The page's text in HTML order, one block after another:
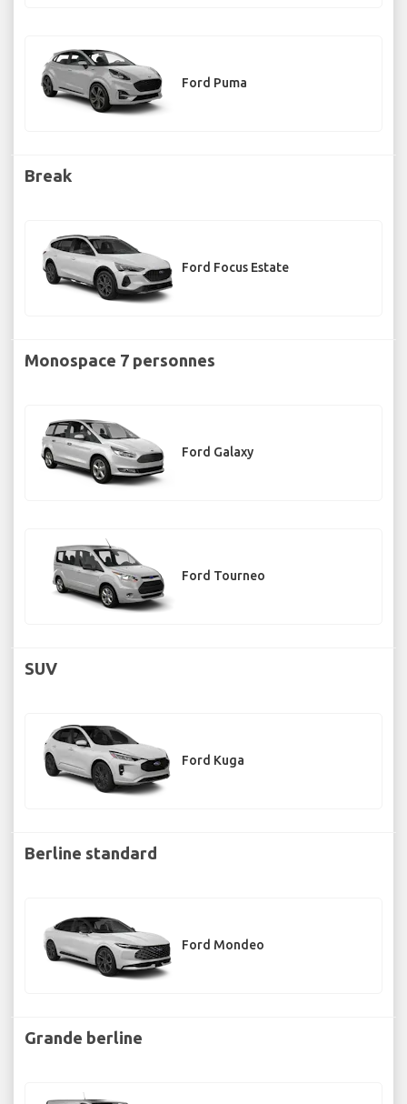
Ford Puma
Break
Ford Focus Estate
Monospace 7 personnes
Ford Galaxy
Ford Tourneo
SUV
Ford Kuga
Berline standard
Ford Mondeo
Grande berline